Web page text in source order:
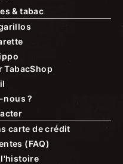
& tabac
TabacShop
nous ?
carte de crédit
(FAQ)
l'histoire